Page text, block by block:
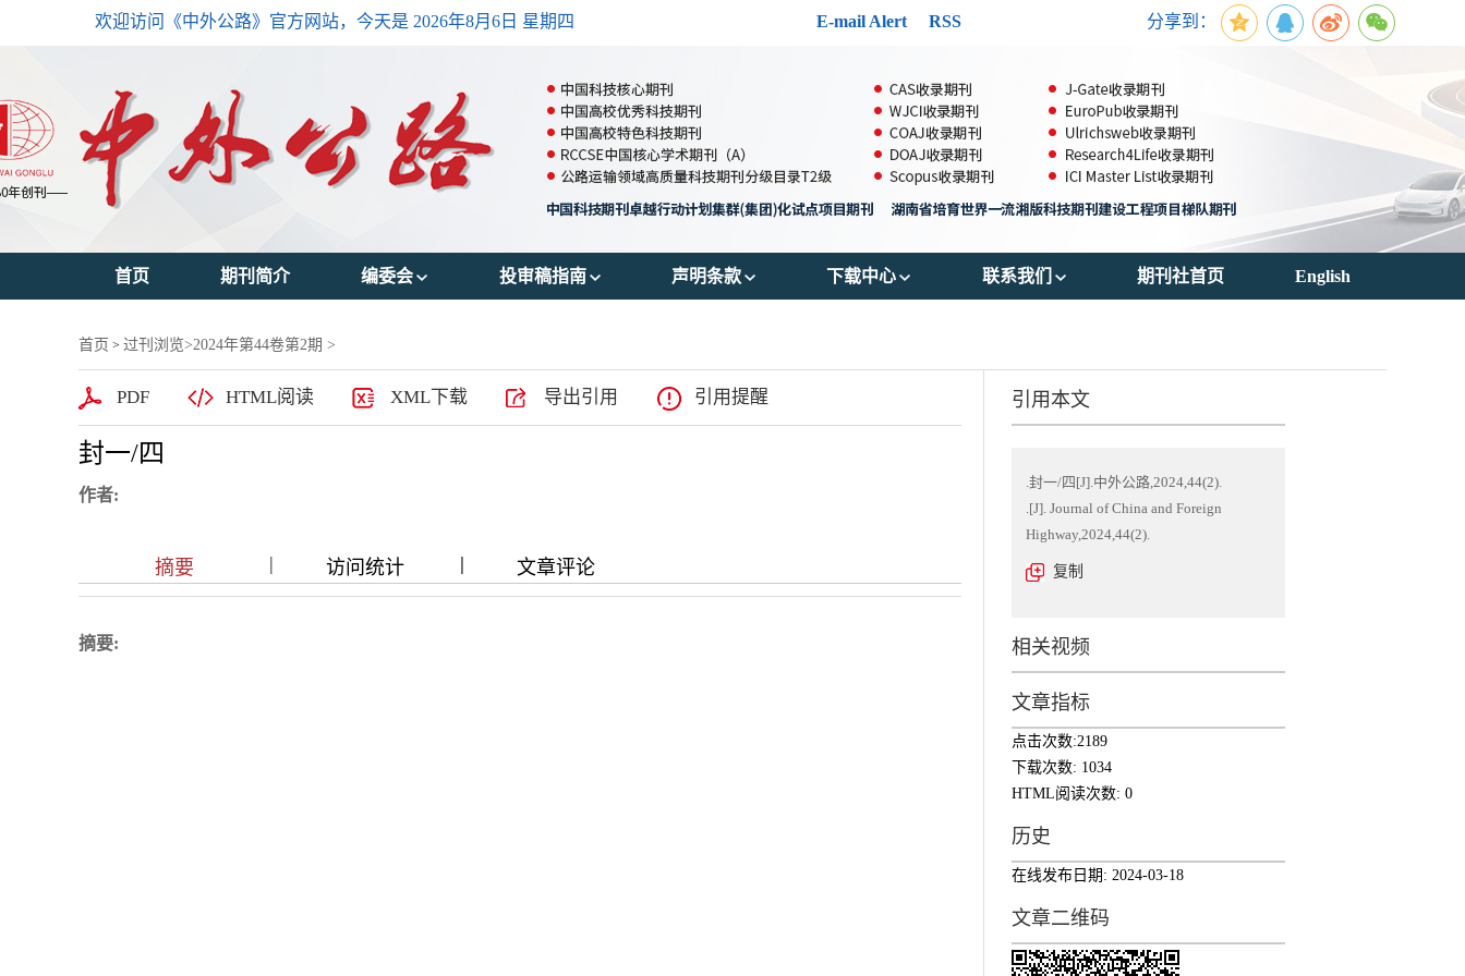
欢迎访问《中外公路》官方网站，今天是 2026年8月6日 星期四 分享到：
E-mail Alert RSS
首页 期刊简介 编委会
编委会主任
投审稿指南
投稿须知
声明条款
OA政策
下载中心
参考文献格式
联系我们
联系方式
期刊社首页 English
首页 > 过刊浏览>2024年第44卷第2期 >
PDF HTML阅读 XML下载 导出引用 引用提醒
封一/四
作者:
摘要 || 访问统计 ||||| 文章评论
摘要:
引用本文
.封一/四[J].中外公路,2024,44(2).
.[J]. Journal of China and Foreign
Highway,2024,44(2).
复制
相关视频
文章指标
点击次数:2189
下载次数: 1034
HTML阅读次数: 0
历史
在线发布日期: 2024-03-18
文章二维码